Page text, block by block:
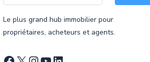
Le plus grand hub immobilier pour
propriétaires, acheteurs et agents.